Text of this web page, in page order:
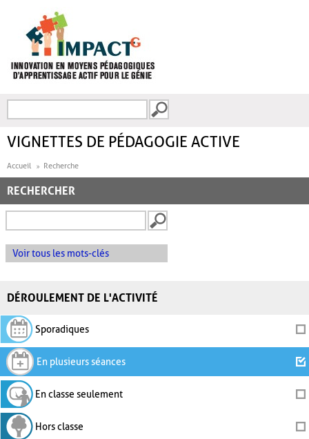
FORMULAIRE DE
VIGNETTES DE PÉDAGOGIE ACTIVE
Accueil Recherche
RECHERCHER
Voir tous les mots-clés
DÉROULEMENT DE L'ACTIVITÉ
Sporadiques
En plusieurs séances
En classe seulement
Hors classe